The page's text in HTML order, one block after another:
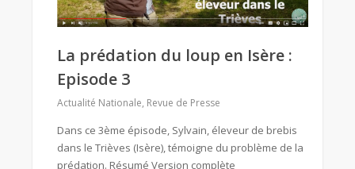
La prédation du loup en Isère :
Episode 3
Actualité Nationale, Revue de Presse
Dans ce 3ème épisode, Sylvain, éleveur de brebis
dans le Trièves (Isère), témoigne du problème de la
prédation. Résumé Version complète